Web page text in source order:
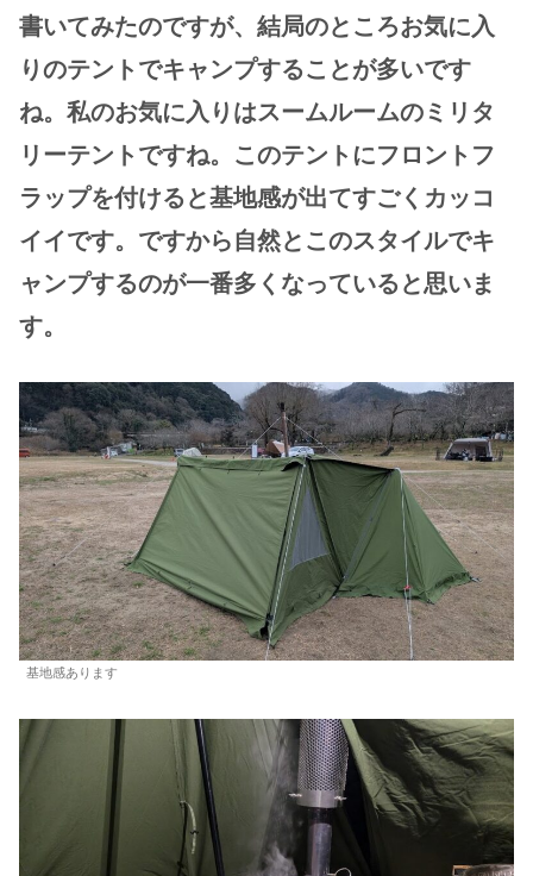
書いてみたのですが、結局のところお気に入
りのテントでキャンプすることが多いです
ね。私のお気に入りはスームルームのミリタ
リーテントですね。このテントにフロントフ
ラップを付けると基地感が出てすごくカッコ
イイです。ですから自然とこのスタイルでキ
ャンプするのが一番多くなっていると思いま
す。
基地感あります